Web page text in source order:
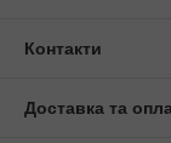
Контакти
Доставка та